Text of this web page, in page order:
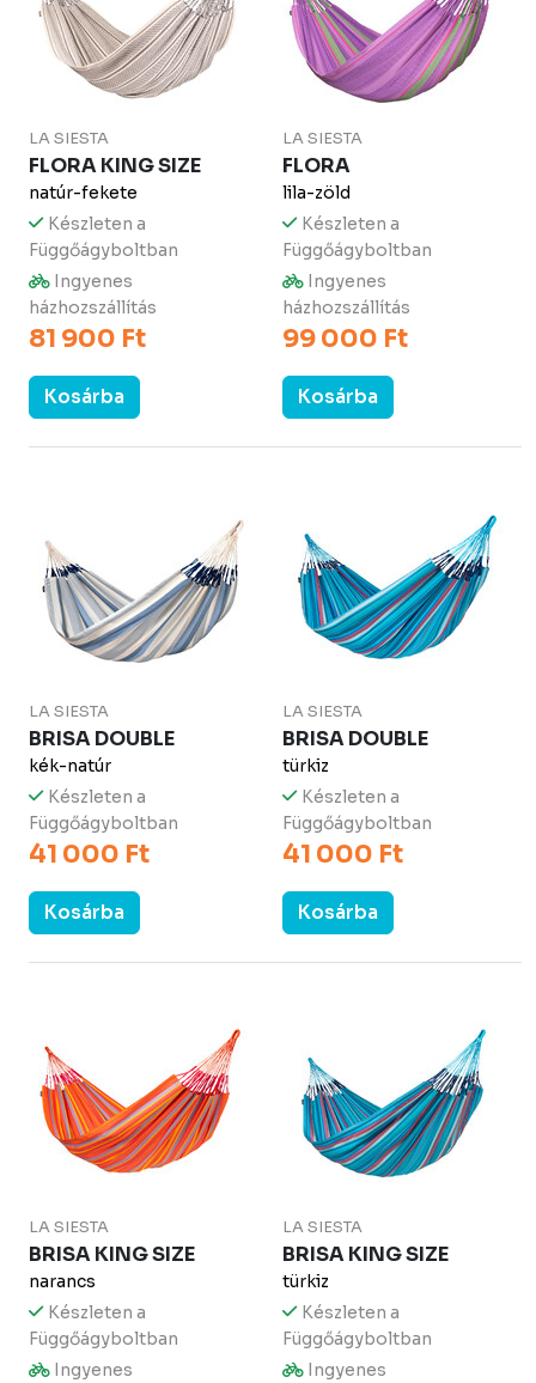
LA SIESTA
FLORA KING SIZE
natúr-fekete
Készleten a
Függőágyboltban
Ingyenes
házhozszállítás
81 900 Ft
Kosárba
LA SIESTA
FLORA
lila-zöld
Készleten a
Függőágyboltban
Ingyenes
házhozszállítás
99 000 Ft
Kosárba
LA SIESTA
BRISA DOUBLE
kék-natúr
Készleten a
Függőágyboltban
41 000 Ft
Kosárba
LA SIESTA
BRISA DOUBLE
türkiz
Készleten a
Függőágyboltban
41 000 Ft
Kosárba
LA SIESTA
BRISA KING SIZE
narancs
Készleten a
Függőágyboltban
Ingyenes
LA SIESTA
BRISA KING SIZE
türkiz
Készleten a
Függőágyboltban
Ingyenes